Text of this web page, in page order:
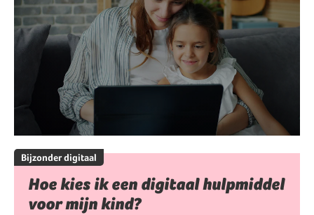
Bijzonder digitaal
Hoe kies ik een digitaal hulpmiddel
voor mijn kind?